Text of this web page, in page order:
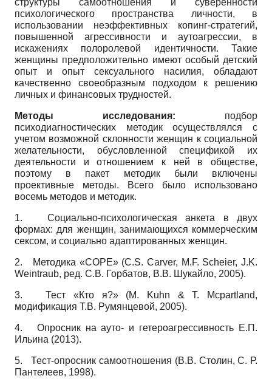
структуры самоотношения и суверенности
психологического пространства личности, в
использовании неэффективных копинг-стратегий,
повышенной агрессивности и аутоагрессии, в
искажениях полоролевой идентичности. Такие
женщины предположительно имеют особый детский
опыт и опыт сексуального насилия, обладают
качественно своеобразным подходом к решению
личных и финансовых трудностей.
Методы исследования: подбор
психодиагностических методик осуществлялся с
учетом возможной склонности женщин к социальной
желательности, обусловленной спецификой их
деятельности и отношением к ней в обществе,
поэтому в пакет методик были включены
проективные методы. Всего было использовано
восемь методов и методик.
1. Социально-психологическая анкета в двух
формах: для женщин, занимающихся коммерческим
сексом, и социально адаптированных женщин.
2. Методика «COPE» (C.S. Carver, M.F. Scheier, J.K.
Weintraub, ред. С.В. Горбатов, В.В. Шукайло, 2005).
3. Тест «Кто я?» (M. Kuhn & T. Mcpartland,
модификация Т.В. Румянцевой, 2005).
4. Опросник на ауто- и гетероагрессивность Е.П.
Ильина (2013).
5. Тест-опросник самоотношения (В.В. Столин, С. Р.
Пантелеев, 1998).